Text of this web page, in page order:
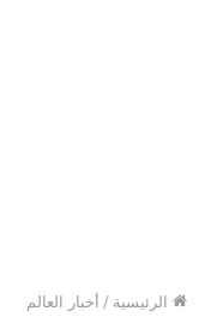
الرئيسية / أخبار العالم